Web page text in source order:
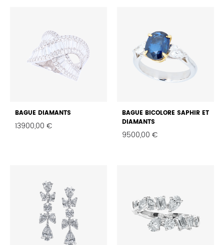
BAGUE DIAMANTS
13900,00 €
BAGUE BICOLORE SAPHIR ET
DIAMANTS
9500,00 €